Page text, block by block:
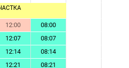
12:00
08:00
12:07
08:07
12:14
08:14
12:21
08:21